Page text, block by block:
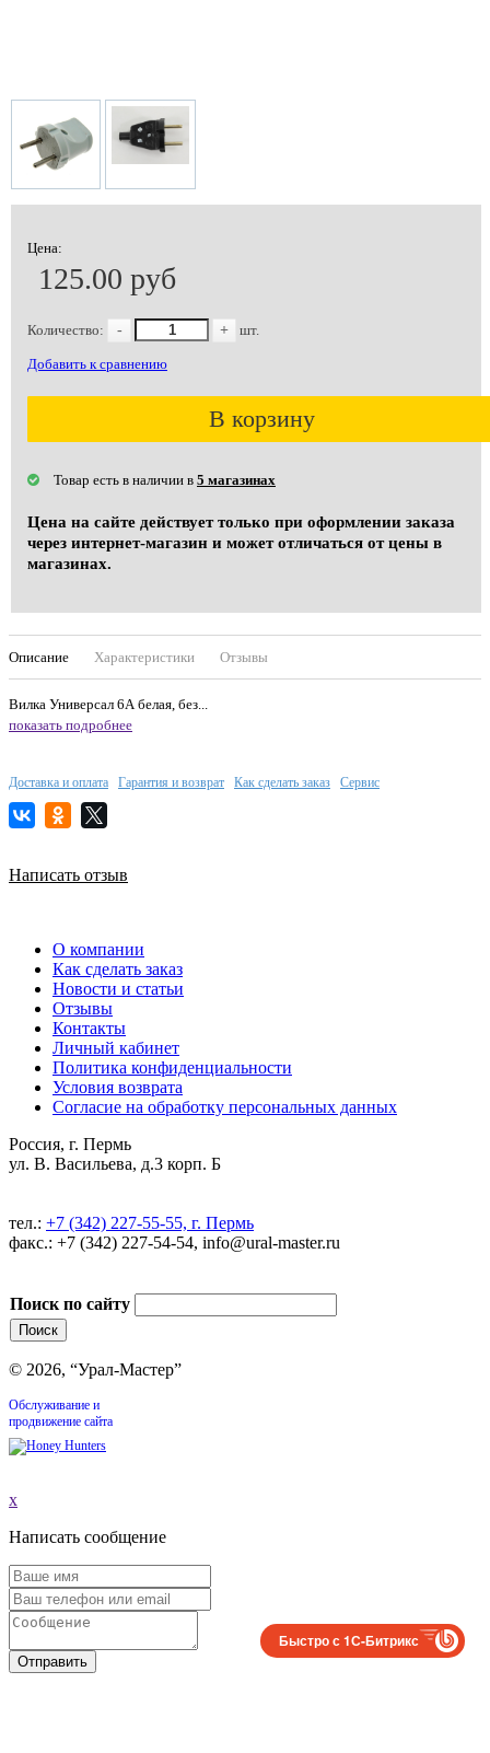
Цена:
125.00 руб
Количество: - + шт.
Добавить к сравнению
В корзину
Товар есть в наличии в 5 магазинах
Цена на сайте действует только при оформлении заказа
через интернет-магазин и может отличаться от цены в
магазинах.
Описание Характеристики Отзывы
Вилка Универсал 6А белая, без...
показать подробнее
Доставка и оплата Гарантия и возврат Как сделать заказ Сервис
Написать отзыв
О компании
Как сделать заказ
Новости и статьи
Отзывы
Контакты
Личный кабинет
Политика конфиденциальности
Условия возврата
Согласие на обработку персональных данных
Россия, г. Пермь
ул. В. Васильева, д.3 корп. Б
тел.: +7 (342) 227-55-55, г. Пермь
факс.: +7 (342) 227-54-54, info@ural-master.ru
Поиск по сайту
© 2026, “Урал-Мастер”
Обслуживание и
продвижение сайта
x
Написать сообщение
Отправить
Быстро с 1С-Битрикс